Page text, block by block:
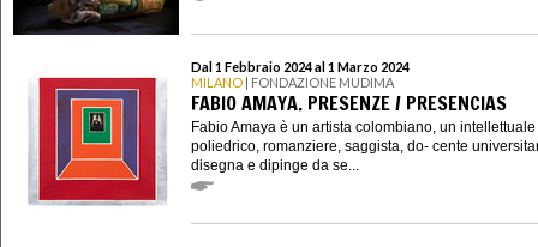
Dal 1 Febbraio 2024 al 1 Marzo 2024
MILANO | FONDAZIONE MUDIMA
FABIO AMAYA. PRESENZE / PRESENCIAS
Fabio Amaya è un artista colombiano, un intellettuale
poliedrico, romanziere, saggista, do- cente
disegna e dipinge da se...